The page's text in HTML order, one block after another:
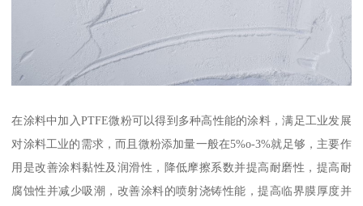
在涂料中加入PTFE微粉可以得到多种高性能的涂料，满足工业发展
对涂料工业的需求，而且微粉添加量一般在5%o-3%就足够，主要作
用是改善涂料黏性及润滑性，降低摩擦系数并提高耐磨性，提高耐
腐蚀性并减少吸潮，改善涂料的喷射浇铸性能，提高临界膜厚度并